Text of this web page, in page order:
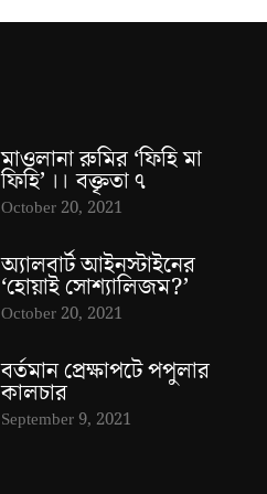
মাওলানা রুমির ‘ফিহি মা
ফিহি’ ।। বক্তৃতা ৭
October 20, 2021
অ্যালবার্ট আইনস্টাইনের
‘হোয়াই সোশ্যালিজম?’
October 20, 2021
বর্তমান প্রেক্ষাপটে পপুলার
কালচার
September 9, 2021